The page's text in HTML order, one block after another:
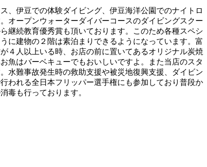
、伊豆での体験ダイビング、伊豆海洋公園でのナイトロ
オープンウォーターダイバーコースのダイビングスクー
継続教育優秀賞も頂いております。このため各種スペシ
に建物の２階は素泊まりできるようになっています。富
４人以上いる時、お店の前に置いてあるオリジナル炭焼
魚はバーベキューでもおいしいですよ。また当店のスタ
水難事故発生時の救助支援や被災地復興支援、ダイビン
われる全日本フリッパー選手権にも参加しており普段か
毒も行っております。